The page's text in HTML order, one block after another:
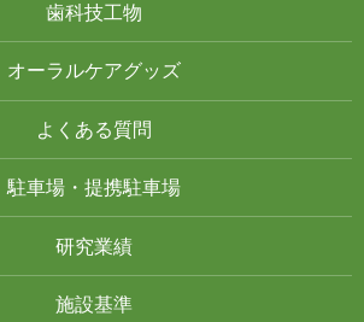
歯科技工物
オーラルケアグッズ
よくある質問
駐車場・提携駐車場
研究業績
施設基準